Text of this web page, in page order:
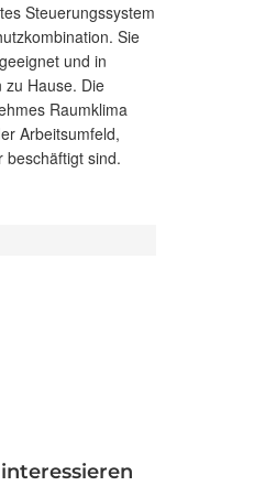
Steuerungssystem
Sie
und in
zu Hause. Die
Raumklima
Arbeitsumfeld,
beschäftigt sind.